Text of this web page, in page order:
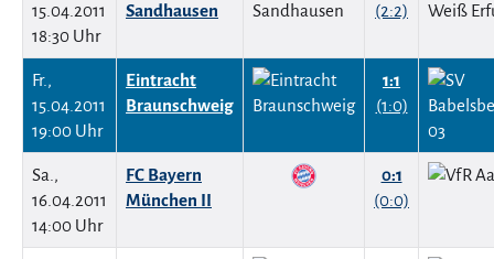
15.04.2011
18:30 Uhr
Sandhausen
(2:2)
Fr.,
15.04.2011
19:00 Uhr
Eintracht
Braunschweig
1:1
(1:0)
Sa.,
16.04.2011
14:00 Uhr
FC Bayern
München II
0:1
(0:0)